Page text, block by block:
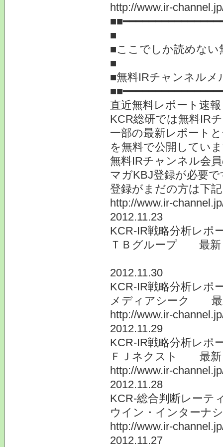
http://www.ir-
■
■ここでしか読めな
■無料IRチャンネ
直近無料レポート速報
KCR総研では無料IR
一部の最新レポート
を無料で公開してい
無料IRチャンネル会
マガKBJ登録が必要で
登録がまだの
http://www.ir-
2012.11.23
KCR-IR戦略分析レ
ＴＢグループ 最
2012.11.30
KCR-IR戦略分析レ
メディアシーク
http://www.ir-
2012.11.29
KCR-IR戦略分析レ
ＦＪネクスト 最
http://www.ir-
2012.11.28
KCR-総合判断レーテ
ウイン・インター
http://www.ir-
2012.11.27